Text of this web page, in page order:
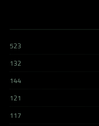
523
132
144
121
117